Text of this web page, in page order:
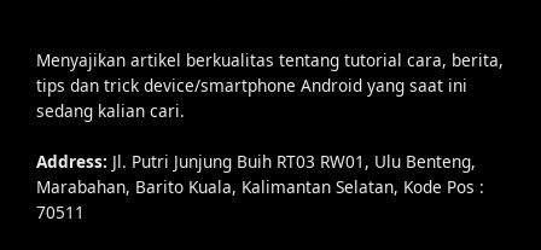
Menyajikan artikel berkualitas tentang tutorial cara, berita,
tips dan trick device/smartphone Android yang saat ini
sedang kalian cari.
Address: Jl. Putri Junjung Buih RT03 RW01, Ulu Benteng,
Marabahan, Barito Kuala, Kalimantan Selatan, Kode Pos :
70511